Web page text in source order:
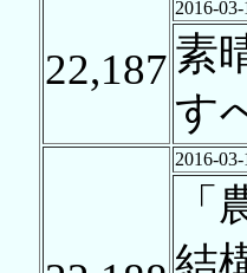
22,187
2016-
素
す
2016-